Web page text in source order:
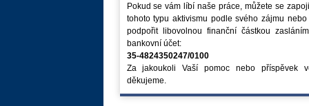
Pokud se vám líbí naše práce, můžete se
tohoto typu aktivismu podle svého zájmu nebo
podpořit libovolnou finanční částkou
bankovní účet:
35-4824350247/0100
Za jakoukoli Vaší pomoc nebo příspěvek
děkujeme.